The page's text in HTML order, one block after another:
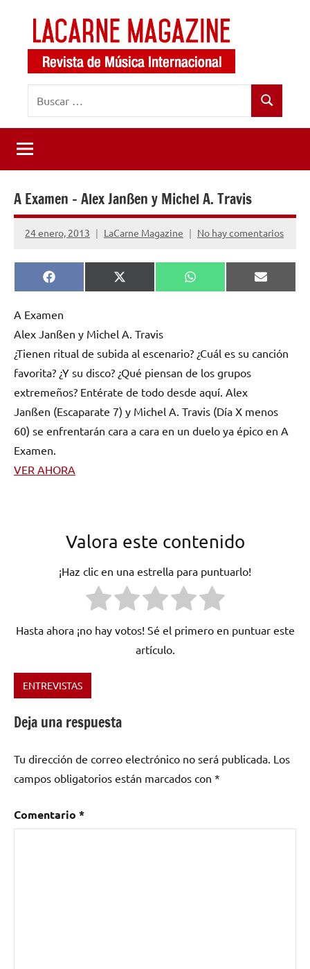
contenido
LaCarne
Magazine
de
música
internacional
Buscar
A Examen – Alex Janßen y Michel A. Travis
24 enero, 2013 LaCarne Magazine No hay comentarios
Compartir
en
Facebook
Compartir
en
X
(Twitter)
Compartir
en
WhatsApp
en
Email
A Examen
Alex Janßen y Michel A. Travis
¿Tienen ritual de subida al escenario? ¿Cuál es su canción
favorita? ¿Y su disco? ¿Qué piensan de los grupos
extremeños? Entérate de todo desde aquí. Alex
Janßen (Escaparate 7) y Michel A. Travis (Día X menos
60) se enfrentarán cara a cara en un duelo ya épico en A
Examen.
VER AHORA
Valora este contenido
¡Haz clic en una estrella para puntuarlo!
Hasta ahora ¡no hay votos! Sé el primero en puntuar este
artículo.
Etiquetado
A
Michel
A.
ENTREVISTAS
Deja una respuesta
Tu dirección de correo electrónico no será publicada. Los
campos obligatorios están marcados con *
Comentario *